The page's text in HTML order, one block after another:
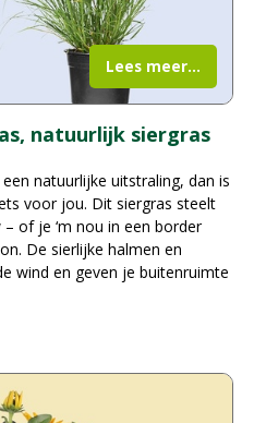
natuurlijk siergras
natuurlijke uitstraling, dan is
voor jou. Dit siergras steelt
of je ‘m nou in een border
De sierlijke halmen en
wind en geven je buitenruimte
Lees meer...